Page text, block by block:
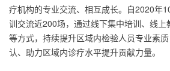
疗机构的专业交流、相互成长。自2020年
训交流近200场，通过线下集中培训、线上
等方式，持续提升区域内检验人员专业素
认、助力区域内诊疗水平提升贡献力量。